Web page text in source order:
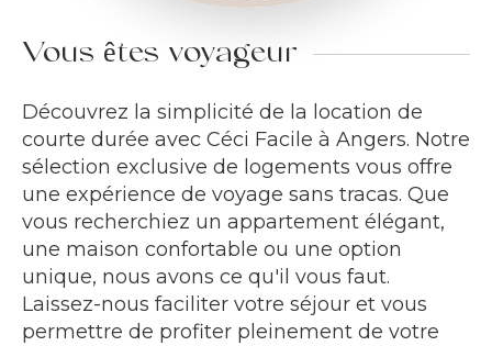
Vous êtes voyageur
Découvrez la simplicité de la location de
courte durée avec Céci Facile à Angers. Notre
sélection exclusive de logements vous offre
une expérience de voyage sans tracas. Que
vous recherchiez un appartement élégant,
une maison confortable ou une option
unique, nous avons ce qu'il vous faut.
Laissez-nous faciliter votre séjour et vous
permettre de profiter pleinement de votre